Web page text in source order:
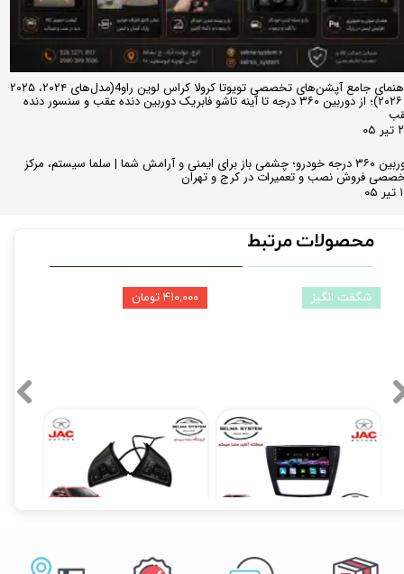
راهنمای جامع آپشن‌های تخصصی تویوتا کرولا کراس لوین راو4(مدل‌های ۲۰۲۴، ۲۰۲۵
و ۲۰۲۶)؛ از دوربین ۳۶۰ درجه تا آینه تاشو فابریک دوربین دنده عقب و سنسور دنده
دوربین ۳۶۰ درجه خودرو؛ چشمی باز برای ایمنی و آرامش شما | سلما سیستم، مرکز
فروش نصب و تعمیرات در کرج و تهران
محصولات مرتبط
کروز کنترل جک اس 5 JAC S5 مدل Eagle Eyes نوتاش Notash
۲۱,۹۰۰,۰۰۰ تومان
۲۱,۴۹۰,۰۰۰ تومان
۴۱۰,۰۰۰ تومان
مانیتور فابریک اندروید جک اس 5 JAC S5 فول تاچ مدل MTK
۱۰,۵۹۰,۰۰۰ تومان
شگفت انگیز